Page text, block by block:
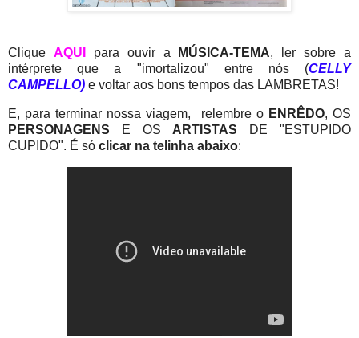
Clique AQUI para ouvir a MÚSICA-TEMA, ler sobre a
intérprete que a "imortalizou" entre nós (CELLY
CAMPELLO) e voltar aos bons tempos das LAMBRETAS!
E, para terminar nossa viagem, relembre o ENRÊDO, OS
PERSONAGENS E OS ARTISTAS DE "ESTUPIDO
CUPIDO". É só clicar na telinha abaixo: